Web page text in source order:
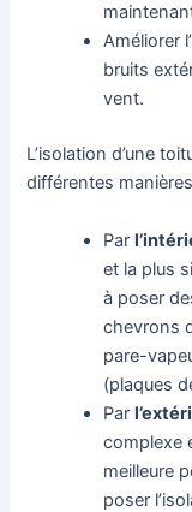
Améliorer
bruits
vent.
L’isolation d’une
différentes
Par
et la plus
à poser
chevrons
pare-
(plaques
Par
complexe
meilleure
poser